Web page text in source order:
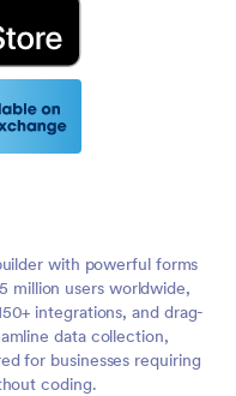
with powerful forms
million users worldwide,
integrations, and drag-
data collection,
for businesses requiring
coding.